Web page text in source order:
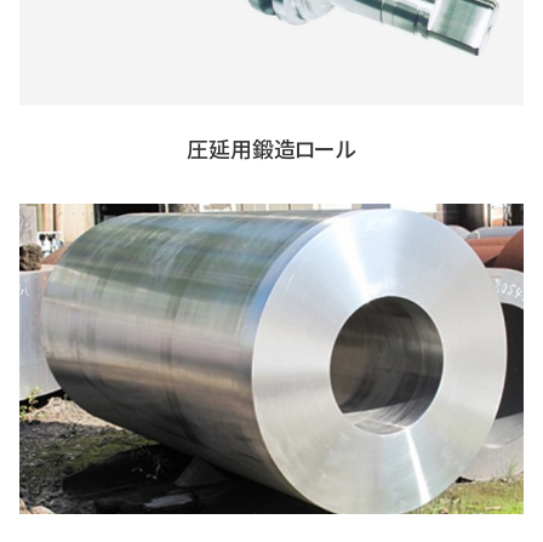
圧延用鍛造ロール